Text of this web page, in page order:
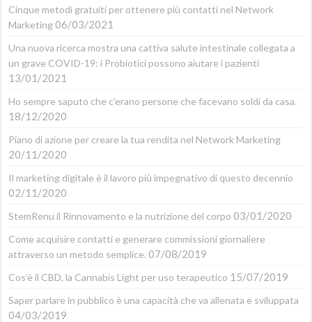
Cinque metodi gratuiti per ottenere più contatti nel Network
Marketing 06/03/2021
Una nuova ricerca mostra una cattiva salute intestinale collegata a
un grave COVID-19: i Probiotici possono aiutare i pazienti
13/01/2021
Ho sempre saputo che c’erano persone che facevano soldi da casa.
18/12/2020
Piano di azione per creare la tua rendita nel Network Marketing
20/11/2020
Il marketing digitale è il lavoro più impegnativo di questo decennio
02/11/2020
StemRenu il Rinnovamento e la nutrizione del corpo 03/01/2020
Come acquisire contatti e generare commissioni giornaliere
attraverso un metodo semplice. 07/08/2019
Cos’è il CBD, la Cannabis Light per uso terapeutico 15/07/2019
Saper parlare in pubblico è una capacità che va allenata e sviluppata
04/03/2019